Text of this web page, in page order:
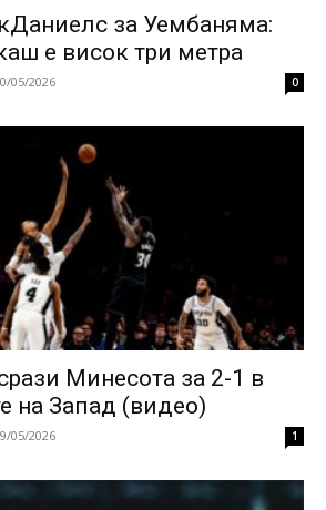
за Уембаняма:
е висок три метра
05/2026 0
Минесота за 2-1 в
на Запад (видео)
05/2026 1